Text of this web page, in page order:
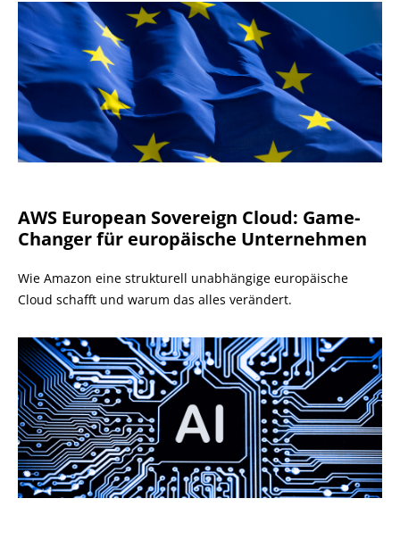
AWS European Sovereign Cloud: Game-
Changer für europäische Unternehmen
Wie Amazon eine strukturell unabhängige europäische
Cloud schafft und warum das alles verändert.